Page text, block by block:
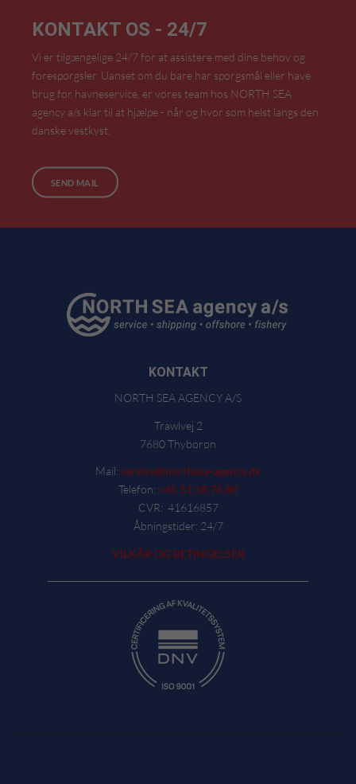
KONTAKT OS - 24/7
Vi er tilgængelige 24/7 for at assistere med dine behov og
forespørgsler. Uanset om du bare har spørgsmål eller have
brug for havneservice, er vores team hos NORTH SEA
agency a/s klar til at hjælpe - når og hvor som helst langs den
danske vestkyst.
SEND MAIL
KONTAKT
NORTH SEA AGENCY A/S
Trawlvej 2
7680 Thyborøn
Mail: service@northsea-agency.dk
Telefon: +45 51 18 76 80
CVR: 41616857
Åbningstider: 24/7
VILKÅR OG BETINGELSER